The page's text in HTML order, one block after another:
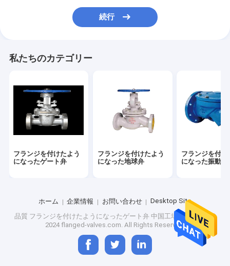
続行
私たちのカテゴリー
フランジを付けたよう
になったゲート弁
フランジを付けたよう
になった地球弁
フランジを付け
になった振動逆
ホーム 企業情報 お問い合わせ Desktop Site
品質 フランジを付けたようになったゲート弁中国工場.Copyright ©
2024 flanged-valves.com. All Rights Reserved.